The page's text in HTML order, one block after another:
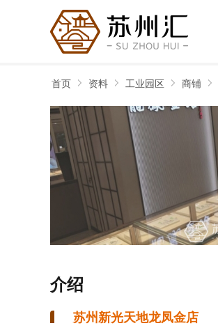
首页 资料 工业园区 商铺
介绍
苏州新光天地龙凤金店